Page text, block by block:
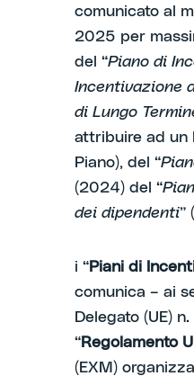
comunicato al
2025 per
del “Piano di
Incentivazione
di Lungo
attribuire ad un
Piano), del “
(2024) del “
dei dipendenti”
i “Piani di
comunica – ai
Delegato (UE)
“Regolamento
(EXM)